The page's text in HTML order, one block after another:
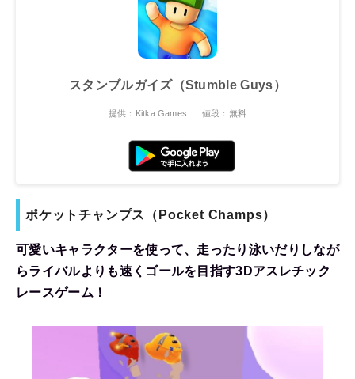
スタンブルガイズ（Stumble Guys）
提供：Kitka Games 値段：無料
ポケットチャンプス（ Pocket Champs）
可愛いキャラクターを使って、走ったり泳いだりしなが
らライバルよりも速くゴールを目指す3Dアスレチック
レースゲーム！